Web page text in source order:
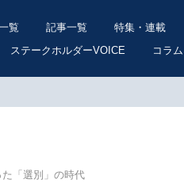
覧 記事一覧 特集・連載
ステークホルダーVOICE コラ
「選別」の時代